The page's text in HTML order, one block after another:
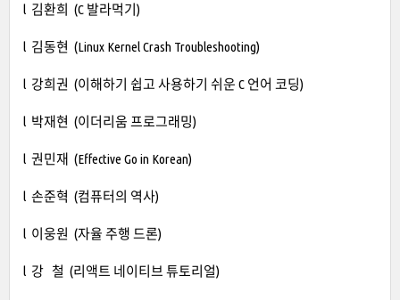
l 김환희 (C 발라먹기)
l 김동현 (Linux Kernel Crash Troubleshooting)
l 강희권 (이해하기 쉽고 사용하기 쉬운 C 언어 코딩)
l 박재현 (이더리움 프로그래밍)
l 권민재 (Effective Go in Korean)
l 손준혁 (컴퓨터의 역사)
l 이웅원 (자율 주행 드론)
l 강 철 (리액트 네이티브 튜토리얼)